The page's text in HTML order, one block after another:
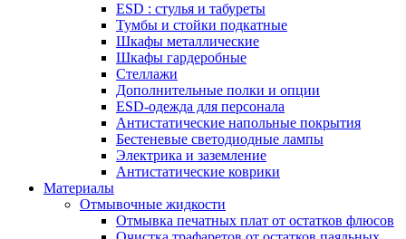
ESD : cтулья и табуреты
Тумбы и стойки подкатные
Шкафы металлические
Шкафы гардеробные
Стеллажи
Дополнительные полки и опции
ESD-одежда для персонала
Антистатические напольные покрытия
Бестеневые светодиодные лампы
Электрика и заземление
Антистатические коврики
Материалы
Отмывочные жидкости
Отмывка печатных плат от остатков флюсов